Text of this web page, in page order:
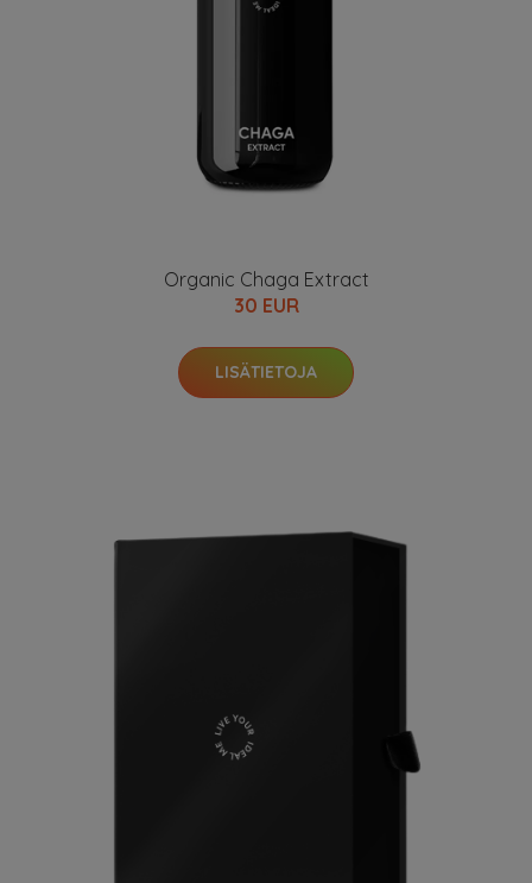
Organic Chaga Extract
30 EUR
LISÄTIETOJA